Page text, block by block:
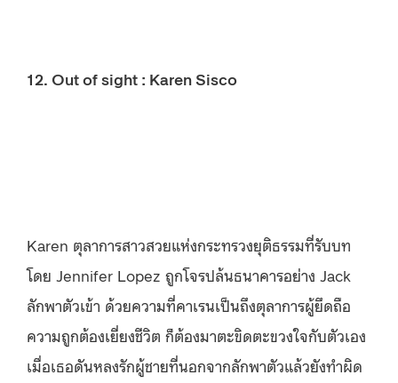
12. Out of sight : Karen Sisco
Karen ตุลาการสาวสวยแห่งกระทรวงยุติธรรมที่รับบท
โดย Jennifer Lopez ถูกโจรปล้นธนาคารอย่าง Jack
ลักพาตัวเข้า ด้วยความที่คาเรนเป็นถึงตุลาการผู้ยึดถือ
ความถูกต้องเยี่ยงชีวิต ก็ต้องมาตะขิดตะขวงใจกับตัวเอง
เมื่อเธอดันหลงรักผู้ชายที่นอกจากลักพาตัวแล้วยังทำผิด